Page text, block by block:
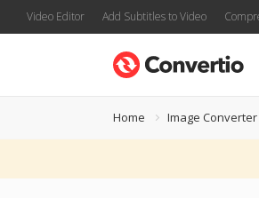
Video Editor Add Subtitles to Video
Home Image Converter